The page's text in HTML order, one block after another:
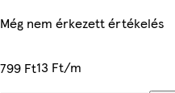
Még nem érkezett értékelés
799 Ft13 Ft/m